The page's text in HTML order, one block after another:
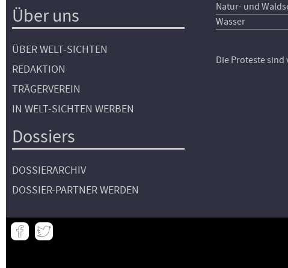
Über uns
ÜBER WELT-SICHTEN
REDAKTION
TRÄGERVEREIN
IN WELT-SICHTEN WERBEN
Dossiers
DOSSIERARCHIV
DOSSIER-PARTNER WERDEN
Natur- und
Wasser
Die Proteste sind
Meta